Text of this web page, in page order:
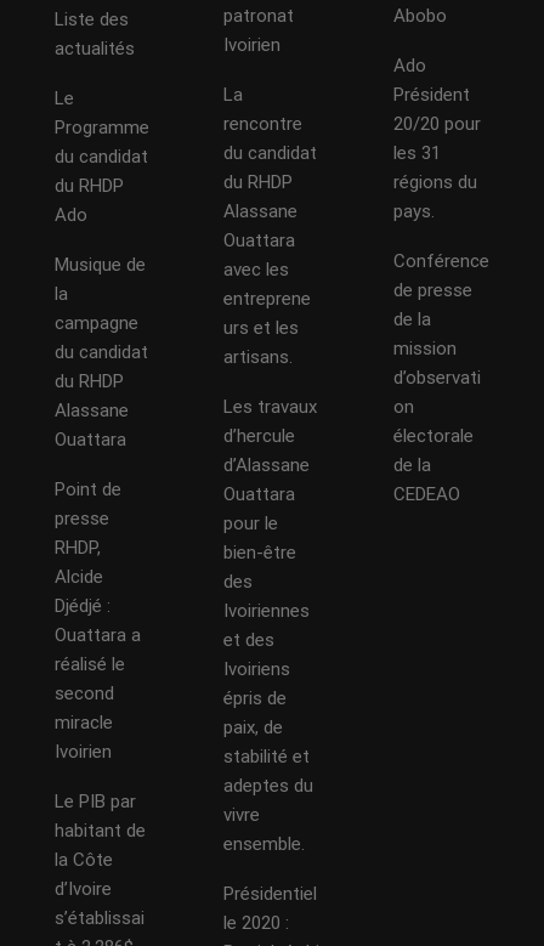
Liste des
actualités
Le
Programme
du candidat
du RHDP
Ado
Musique de
la
campagne
du candidat
du RHDP
Alassane
Ouattara
Point de
presse
RHDP,
Alcide
Djédjé :
Ouattara a
réalisé le
second
miracle
Ivoirien
Le PIB par
habitant de
la Côte
d’Ivoire
s’établissai
patronat
Ivoirien
La
rencontre
du candidat
du RHDP
Alassane
Ouattara
avec les
entreprene
urs et les
artisans.
Les travaux
d’hercule
d’Alassane
Ouattara
pour le
bien-être
des
Ivoiriennes
et des
Ivoiriens
épris de
paix, de
stabilité et
adeptes du
vivre
ensemble.
Présidentiel
le 2020 :
Abobo
Ado
Président
20/20 pour
les 31
régions du
pays.
Conférence
de presse
de la
mission
d’observati
on
électorale
de la
CEDEAO